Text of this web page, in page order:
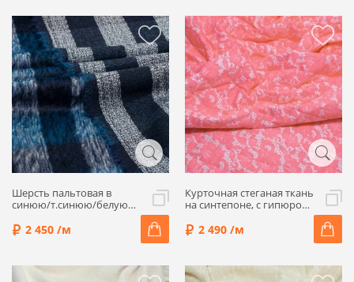
Шерсть пальтовая в
синюю/т.синюю/белую
2 450 /м
Курточная стеганая ткань
на синтепоне, с гипюром,
1092220
2 490 /м